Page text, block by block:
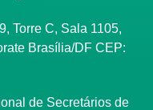
Torre C, Sala 1105,
Brasília/DF CEP:
de Secretários de